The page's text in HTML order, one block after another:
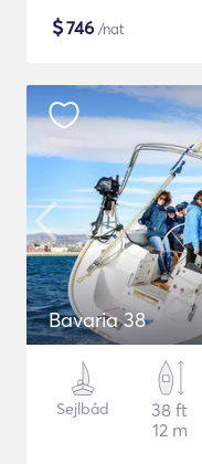
$746 /nat
Bavaria 38
Sejlbåd
38 ft
12 m